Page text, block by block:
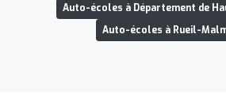
Auto-écoles à Département de
Auto-écoles à Rueil-